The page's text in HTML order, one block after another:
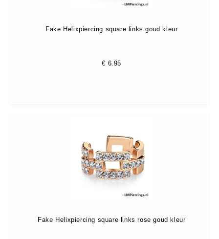
Fake Helixpiercing square links goud kleur
€ 6.95
Fake Helixpiercing square links rose goud kleur